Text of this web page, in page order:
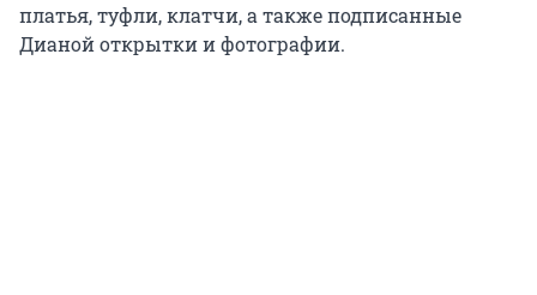
платья, туфли, клатчи, а также подписанные
Дианой открытки и фотографии.